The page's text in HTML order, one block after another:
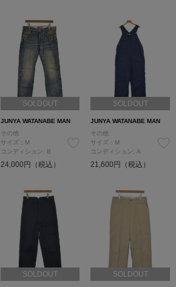
SOLDOUT
JUNYA WATANABE MAN
その他
サイズ：M
コンディション: B
24,000円（税込）
SOLDOUT
JUNYA WATANABE MAN
その他
サイズ：M
コンディション: A
21,600円（税込）
SOLDOUT SOLDOUT